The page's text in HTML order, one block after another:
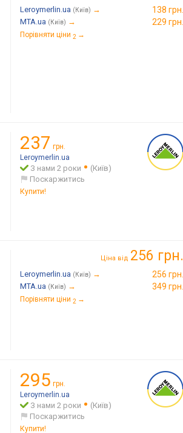
Leroymerlin.ua (Київ) → 138 грн.
MTA.ua (Київ) → 229 грн.
Порівняти ціни 2 →
237 грн.
Leroymerlin.ua
З нами 2 роки
(Київ)
Поскаржитись
Купити!
Ціна від 256 грн.
Leroymerlin.ua (Київ) → 256 грн.
MTA.ua (Київ) → 349 грн.
Порівняти ціни 2 →
295 грн.
Leroymerlin.ua
З нами 2 роки
(Київ)
Поскаржитись
Купити!